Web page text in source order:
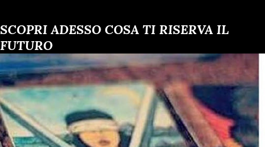
e i dieci chili), un po’ di speed (anfetamine pure a 5 euro al
grammo), e dieci pasticche di ecstasy (puntiamo sulle
gettonatissime Pink Flugels rosa ) in offerta a 20 euro (2 a
pillola). Quest’ultima è la stessa droga sintetica, a oggi non
ancora illegale in Italia, che nell’ottobre scorso è costata la
vita a Mario, 42enne torinese che l’assumeva da tempo a
insaputa della moglie, e che il Sert, dov’era in cura, non era
riuscito a individuare nel suo sangue. Lo shopping prosegue
SCOPRI ADESSO COSA TI RISERVA IL
FUTURO